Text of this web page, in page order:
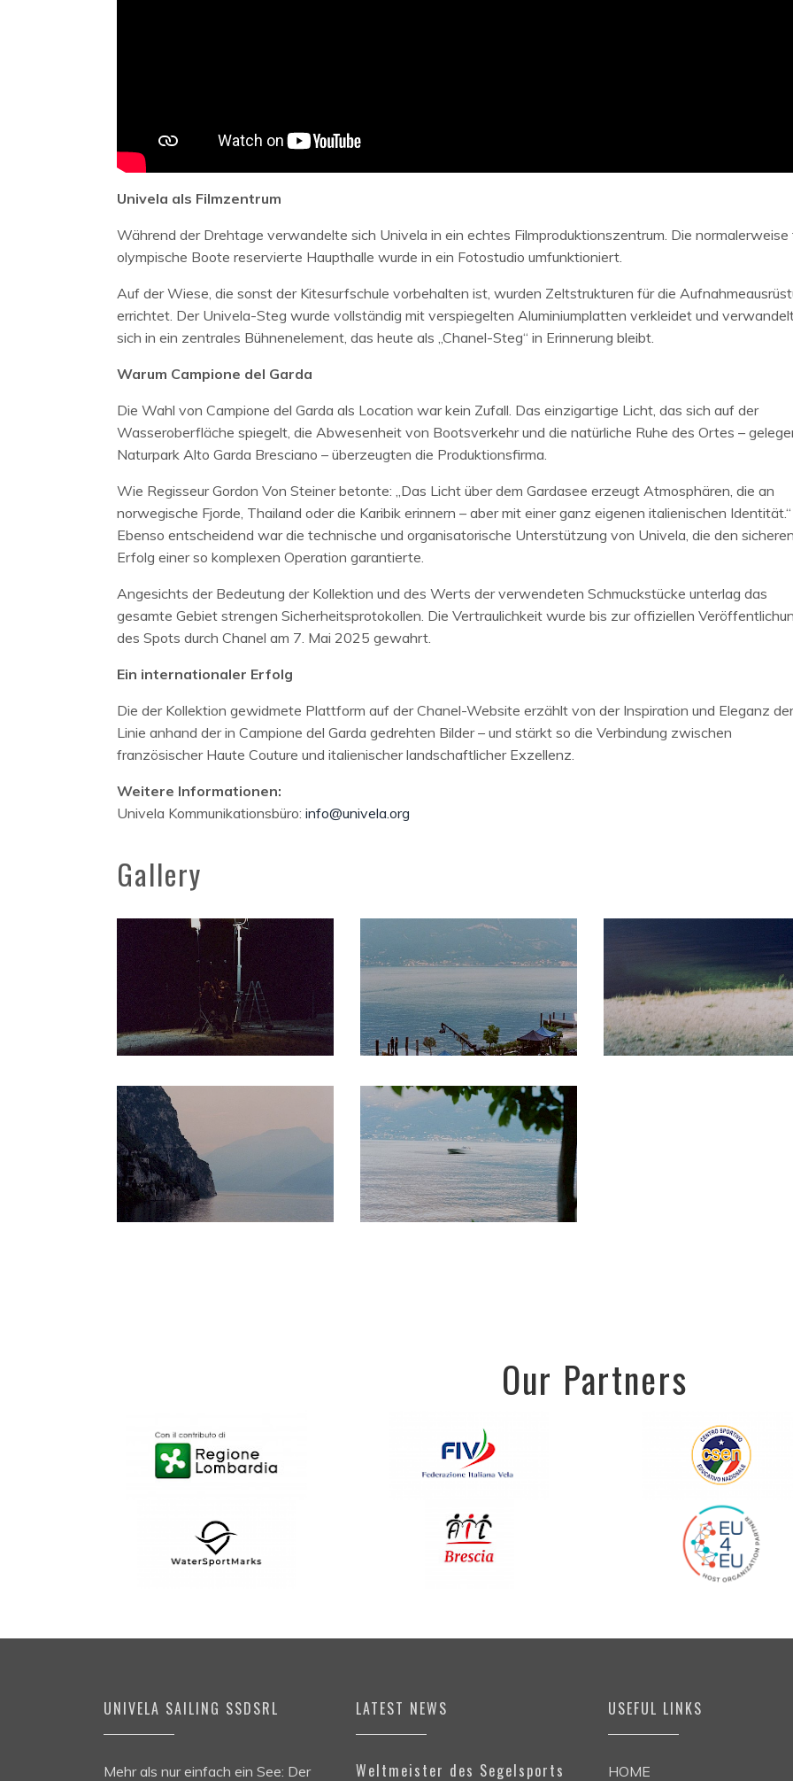
Univela als Filmzentrum
Während der Drehtage verwandelte sich Univela in ein echtes Filmproduktionszentrum. Die normalerweise
olympische Boote reservierte Haupthalle wurde in ein Fotostudio umfunktioniert.
Auf der Wiese, die sonst der Kitesurfschule vorbehalten ist, wurden Zeltstrukturen für die
errichtet. Der Univela-Steg wurde vollständig mit verspiegelten Aluminiumplatten verkleidet und
sich in ein zentrales Bühnenelement, das heute als „Chanel-Steg“ in Erinnerung bleibt.
Warum Campione del Garda
Die Wahl von Campione del Garda als Location war kein Zufall. Das einzigartige Licht, das sich auf der
Wasseroberfläche spiegelt, die Abwesenheit von Bootsverkehr und die natürliche Ruhe des Ortes –
Naturpark Alto Garda Bresciano – überzeugten die Produktionsfirma.
Wie Regisseur Gordon Von Steiner betonte: „Das Licht über dem Gardasee erzeugt Atmosphären, die an
norwegische Fjorde, Thailand oder die Karibik erinnern – aber mit einer ganz eigenen italienischen Identität.“
Ebenso entscheidend war die technische und organisatorische Unterstützung von Univela, die den
Erfolg einer so komplexen Operation garantierte.
Angesichts der Bedeutung der Kollektion und des Werts der verwendeten Schmuckstücke unterlag das
gesamte Gebiet strengen Sicherheitsprotokollen. Die Vertraulichkeit wurde bis zur offiziellen
des Spots durch Chanel am 7. Mai 2025 gewahrt.
Ein internationaler Erfolg
Die der Kollektion gewidmete Plattform auf der Chanel-Website erzählt von der Inspiration und Eleganz der
Linie anhand der in Campione del Garda gedrehten Bilder – und stärkt so die Verbindung zwischen
französischer Haute Couture und italienischer landschaftlicher Exzellenz.
Weitere Informationen:
Univela Kommunikationsbüro: info@univela.org
Gallery
Our Partners
UNIVELA SAILING SSDSRL
Mehr als nur einfach ein See: Der
LATEST NEWS
Weltmeister des Segelsports
USEFUL LINKS
HOME